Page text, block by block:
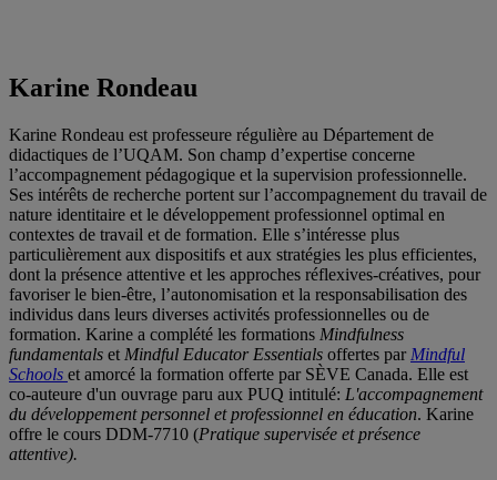
Karine Rondeau
Karine Rondeau est professeure régulière au Département de
didactiques de l’UQAM. Son champ d’expertise concerne
l’accompagnement pédagogique et la supervision professionnelle.
Ses intérêts de recherche portent sur l’accompagnement du travail de
nature identitaire et le développement professionnel optimal en
contextes de travail et de formation. Elle s’intéresse plus
particulièrement aux dispositifs et aux stratégies les plus efficientes,
dont la présence attentive et les approches réflexives-créatives, pour
favoriser le bien-être, l’autonomisation et la responsabilisation des
individus dans leurs diverses activités professionnelles ou de
formation. Karine a complété les formations Mindfulness
fundamentals et Mindful Educator Essentials offertes par Mindful
Schools et amorcé la formation offerte par SÈVE Canada. Elle est
co-auteure d'un ouvrage paru aux PUQ intitulé: L'accompagnement
du développement personnel et professionnel en éducation. Karine
offre le cours DDM-7710 (Pratique supervisée et présence
attentive).